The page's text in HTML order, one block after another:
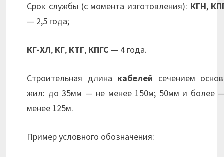
Срок службы (с момента изготовления): КГН,
— 2,5 года;
КГ-ХЛ, КГ, КТГ, КПГС — 4 года.
Строительная длина кабелей сечением
жил: до 35мм — не менее 150м; 50мм и более
менее 125м.
Пример условного обозначения: